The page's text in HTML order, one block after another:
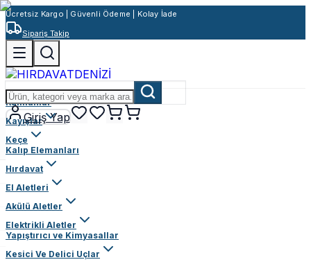
Ücretsiz Kargo | Güvenli Ödeme | Kolay İade
Sipariş Takip
Giriş Yap
Rulmanlar
Kayışlar
Keçe
Kalıp Elemanları
Hırdavat
El Aletleri
Akülü Aletler
Elektrikli Aletler
Yapıştırıcı ve Kimyasallar
Kesici Ve Delici Uçlar